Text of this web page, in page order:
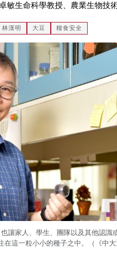
敏生命科學教授、農業生物技
林漢明 大豆 糧食安全
讓家人、學生、團隊以及其他認識
這一粒小小的種子之中。（《中大